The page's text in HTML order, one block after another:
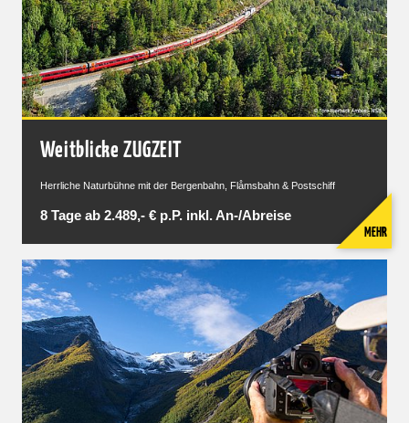
Weitblicke ZUGZEIT
Herrliche Naturbühne mit der Bergenbahn, Flåmsbahn & Postschiff
8 Tage ab 2.489,- € p.P. inkl. An-/Abreise
MEHR